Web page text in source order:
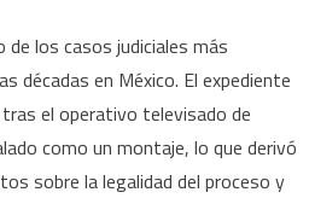
los casos judiciales más
décadas en México. El expediente
el operativo televisado de
como un montaje, lo que derivó
sobre la legalidad del proceso y